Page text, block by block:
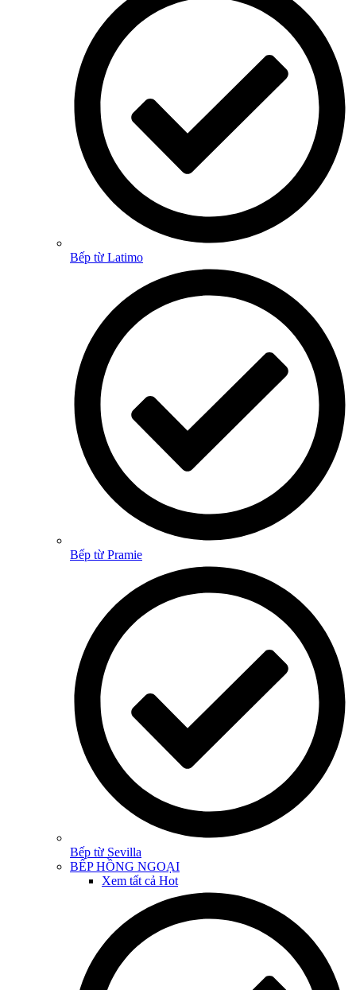
Bếp từ Latimo
Bếp từ Pramie
Bếp từ Sevilla
BẾP HỒNG NGOẠI
Xem tất cả Hot